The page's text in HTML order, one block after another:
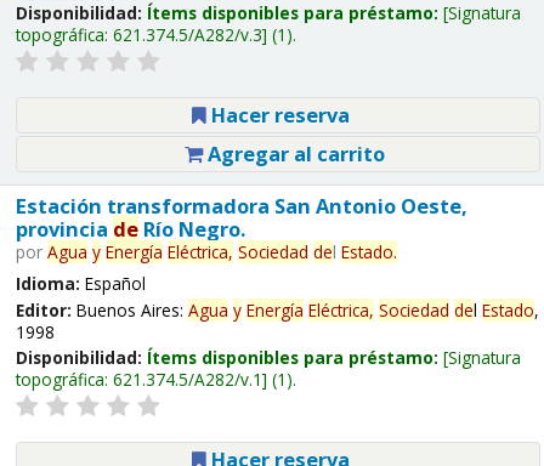
Disponibilidad: Ítems disponibles para préstamo: Signatura
topográfica: 621.374.5/A282/v.3 (1).
Hacer reserva
Agregar al carrito
Estación transformadora San Antonio Oeste,
provincia deRío Negro.
por Agua y Energía Eléctrica, Sociedad del Estado.
Idioma: Español
Editor: Buenos Aires: Agua y Energía Eléctrica, Sociedad del Estado,
1998
Disponibilidad: Ítems disponibles para préstamo: Signatura
topográfica: 621.374.5/A282/v.1 (1).
Hacer reserva